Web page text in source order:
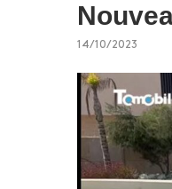
14/10/2023